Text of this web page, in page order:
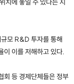
치에 놓일 수 있다는 지
모 R&D 투자를 통해
이 이를 저해하고 있다.
회 등 경제단체들은 정부